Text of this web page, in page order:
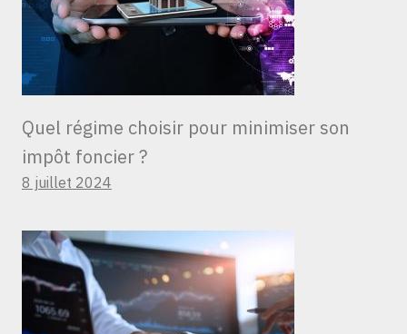
Quel régime choisir pour minimiser son
impôt foncier ?
8 juillet 2024